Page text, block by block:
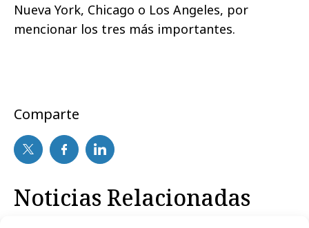
Nueva York, Chicago o Los Angeles, por
mencionar los tres más importantes.
Comparte
Noticias Relacionadas